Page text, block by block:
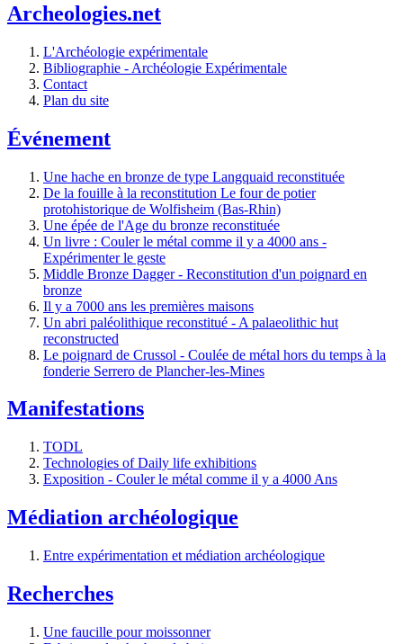
Archeologies.net
L'Archéologie expérimentale
Bibliographie - Archéologie Expérimentale
Contact
Plan du site
Événement
Une hache en bronze de type Langquaid reconstituée
De la fouille à la reconstitution Le four de potier
protohistorique de Wolfisheim (Bas-Rhin)
Une épée de l'Age du bronze reconstituée
Un livre : Couler le métal comme il y a 4000 ans -
Expérimenter le geste
Middle Bronze Dagger - Reconstitution d'un poignard en
bronze
Il y a 7000 ans les premières maisons
Un abri paléolithique reconstitué - A palaeolithic hut
reconstructed
Le poignard de Crussol - Coulée de métal hors du temps à la
fonderie Serrero de Plancher-les-Mines
Manifestations
TODL
Technologies of Daily life exhibitions
Exposition - Couler le métal comme il y a 4000 Ans
Médiation archéologique
Entre expérimentation et médiation archéologique
Recherches
Une faucille pour moissonner